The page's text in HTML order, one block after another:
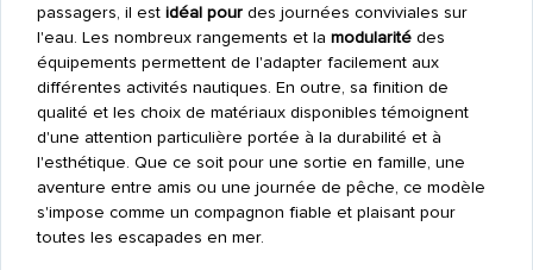
passagers, il est idéal pourdes journées conviviales sur
l'eau. Les nombreux rangements et la modularitédes
équipements permettent de l'adapter facilement aux
différentes activités nautiques. En outre, sa finition de
qualité et les choix de matériaux disponibles témoignent
d'une attention particulière portée à la durabilité et à
l'esthétique. Que ce soit pour une sortie en famille, une
aventure entre amis ou une journée de pêche, ce modèle
s'impose comme un compagnon fiable et plaisant pour
toutes les escapades en mer.